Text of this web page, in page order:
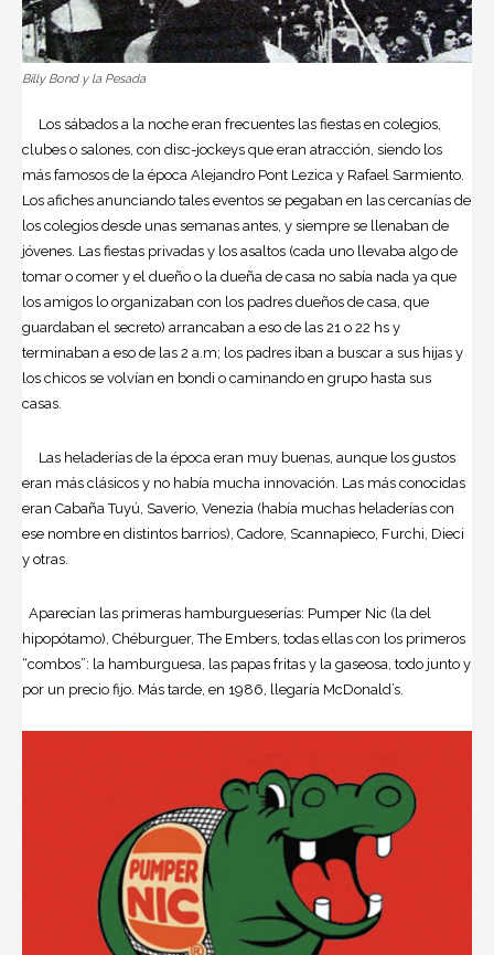
Billy Bond y la Pesada
Los sábados a la noche eran frecuentes las fiestas en colegios,
clubes o salones, con disc-jockeys que eran atracción, siendo los
más famosos de la época Alejandro Pont Lezica y Rafael Sarmiento.
Los afiches anunciando tales eventos se pegaban en las cercanías de
los colegios desde unas semanas antes, y siempre se llenaban de
jóvenes. Las fiestas privadas y los asaltos (cada uno llevaba algo de
tomar o comer y el dueño o la dueña de casa no sabía nada ya que
los amigos lo organizaban con los padres dueños de casa, que
guardaban el secreto) arrancaban a eso de las 21 o 22 hs y
terminaban a eso de las 2 a.m; los padres iban a buscar a sus hijas y
los chicos se volvían en bondi o caminando en grupo hasta sus
casas.
Las heladerías de la época eran muy buenas, aunque los gustos
eran más clásicos y no había mucha innovación. Las más conocidas
eran Cabaña Tuyú, Saverio, Venezia (había muchas heladerías con
ese nombre en distintos barrios), Cadore, Scannapieco, Furchi, Dieci
y otras.
Aparecían las primeras hamburgueserías: Pumper Nic (la del
hipopótamo), Chéburguer, The Embers, todas ellas con los primeros
“combos”: la hamburguesa, las papas fritas y la gaseosa, todo junto y
por un precio fijo. Más tarde, en 1986, llegaría McDonald’s.